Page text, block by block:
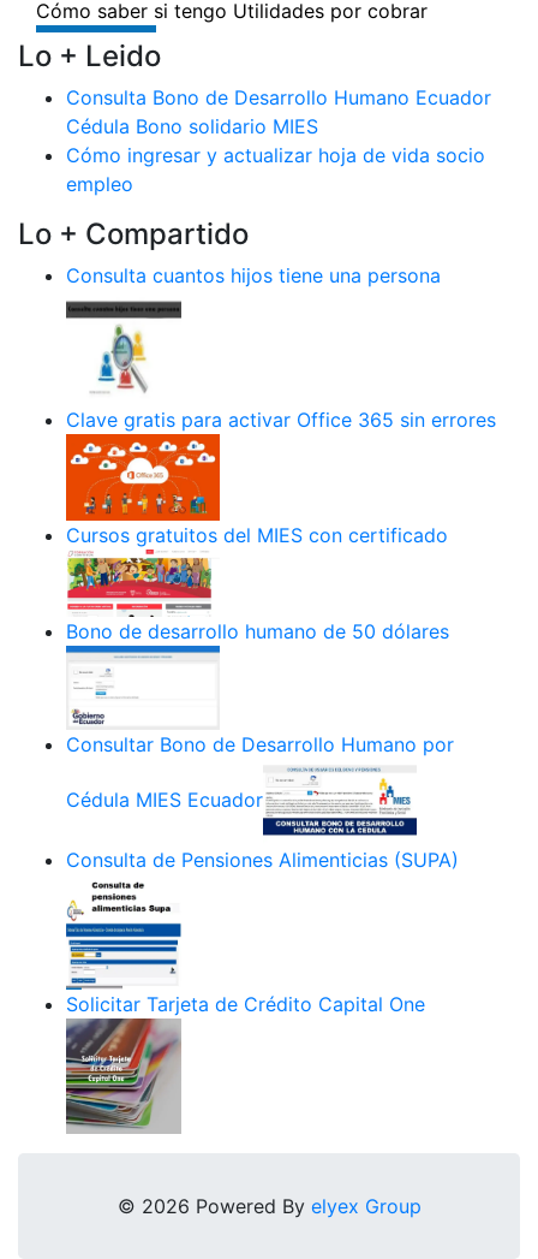
Lo + Leido
Consulta Bono de Desarrollo Humano Ecuador
Cédula Bono solidario MIES
Cómo ingresar y actualizar hoja de vida socio
empleo
Lo + Compartido
Consulta cuantos hijos tiene una persona
Clave gratis para activar Office 365 sin errores
Cursos gratuitos del MIES con certificado
Bono de desarrollo humano de 50 dólares
Consultar Bono de Desarrollo Humano por
Cédula MIES Ecuador
Consulta de Pensiones Alimenticias (SUPA)
Solicitar Tarjeta de Crédito Capital One
© 2026 Powered By elyex Group